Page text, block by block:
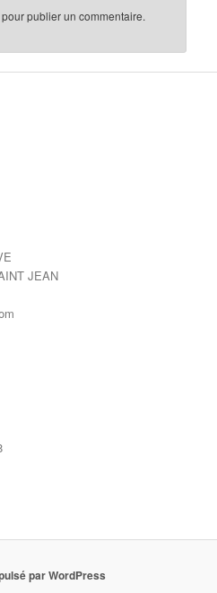
pour publier un commentaire.
JEAN
par WordPress